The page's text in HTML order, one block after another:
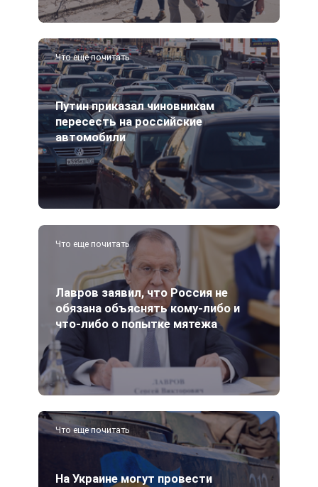
Что еще почитать
Путин приказал чиновникам
пересесть на российские
автомобили
Что еще почитать
Лавров заявил, что Россия не
обязана объяснять кому-либо и
что-либо о попытке мятежа
Что еще почитать
На Украине могут провести